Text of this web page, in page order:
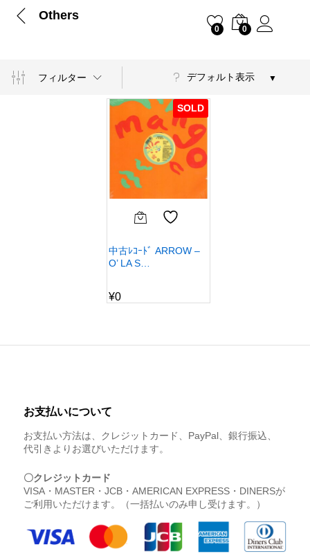
Others
0 0
フィルター デフォルト表示
SOLD
中古ﾚｺｰﾄﾞ ARROW –
O’ LA S…
¥0
お支払いについて
お支払い方法は、クレジットカード、PayPal、銀行振込、
代引きよりお選びいただけます。
〇クレジットカード
VISA・MASTER・JCB・AMERICAN EXPRESS・DINERSが
ご利用いただけます。（一括払いのみ申し受けます。）